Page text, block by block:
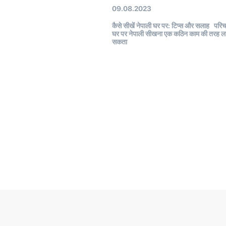
09.08.2023
कैसे सीखें नेपाली घर पर: टिप्स और सलाह
घर पर नेपाली सीखना एक कठिन काम की तरह
सकता